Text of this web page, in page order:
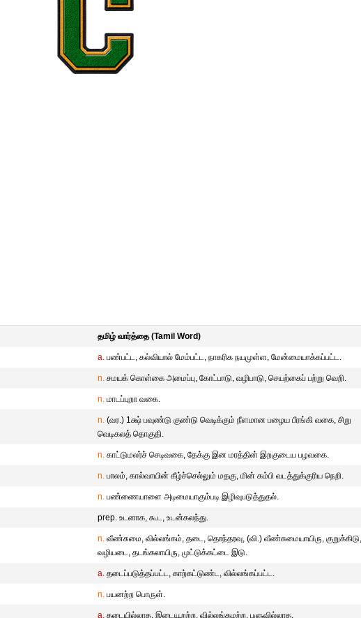
தமிழ் வார்த்தை (Tamil Word)
a. பண்பட்ட, கல்வியால் மேம்பட்ட, நாகரிக நயமுள்ள, மேன்மையாக்கப்பட்ட.
n. சமயக் கொள்கை அமைப்பு, கோட்பாடு, வழிபாடு, செயற்கைப் பற்று வெறி.
n. மாடப்புறா வகை.
n. (வர.) 1க்ஷ் பவுண்டு குண்டு வெடிக்கும் நீளமான பழைய பீரங்கி வகை, சிறு
வெடிகலத் தொகுதி.
n. காட்டுமலர்ச் செடிவகை, தேக்கு இன மரத்தின் இறகுடைய பழவகை.
n. பாலம், கால்வாயின் கீழ்ச்செல்லும் மதகு, மின் கம்பி வடத்துக்குரிய நெறி.
n. பண்ணையாளை அடிமையாகும்படி இழிவுபடுத்துதல்.
prep. உடனாக, கூட, உடன்கலந்து.
n. வீண்சுமை, வில்லங்கம், தடை, தொந்தரவு, (வி.) வீண்சுமையாயிரு,
வழியடை, தடங்கலாயிரு, முட்டுக்கட்டை இடு.
a. தடைப்படுத்தப்பட்ட, காற்கட்டுண்ட, வில்லங்கப்பட்ட.
n. பயனற்ற பொருள்.
a. தடையில்லாத, இடையூறற்ற, வில்லங்கமற்ற, பளுவில்லாத.